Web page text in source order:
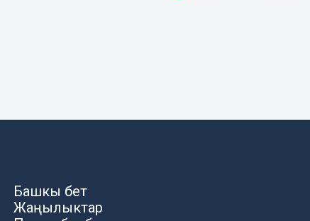
Башкы бет
Жаңылыктар